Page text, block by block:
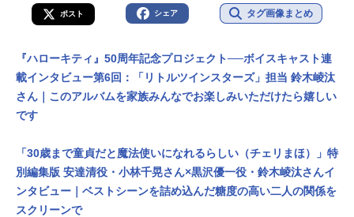
ポスト シェア タグ画像まとめ
『ハローキティ』50周年記念プロジェクト──ボイスキャスト連
載インタビュー第6回：「リトルツインスターズ」担当 鈴木崚汰
さん｜このアルバムを家族みんなでお楽しみいただけたら嬉しい
です
「30歳まで童貞だと魔法使いになれるらしい（チェリまほ）」特
別編集版 安達清役・小林千晃さん×黒沢優一役・鈴木崚汰さんイ
ンタビュー｜ベストシーンを詰め込んだ糖度の高い二人の関係を
スクリーンで